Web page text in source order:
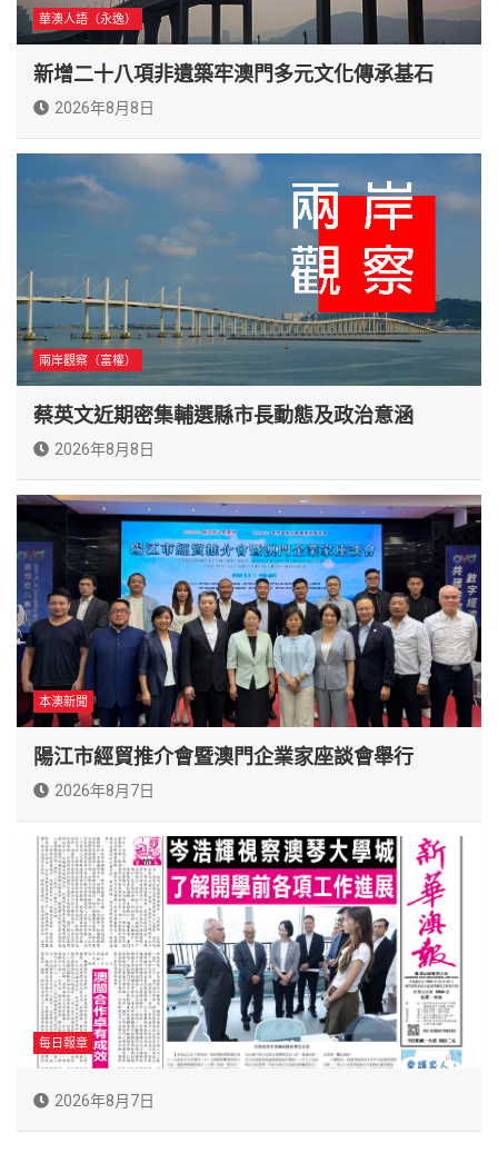
華澳人語（永逸）
新增二十八項非遺築牢澳門多元文化傳承基石
2026年8月8日
兩岸觀察（富權）
蔡英文近期密集輔選縣市長動態及政治意涵
2026年8月8日
本澳新聞
陽江市經貿推介會暨澳門企業家座談會舉行
2026年8月7日
每日報章
2026年8月7日